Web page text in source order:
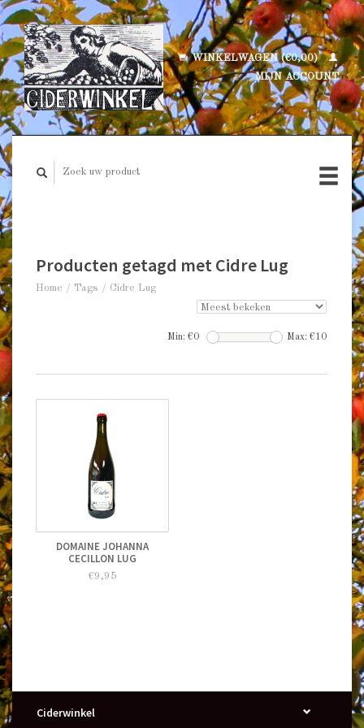
WINKELWAGEN (€0,00)
MIJN ACCOUNT
Producten getagd met Cidre Lug
Home / Tags / Cidre Lug
Min: €0 Max: €10
DOMAINE JOHANNA
CECILLON LUG
€9,95
Ciderwinkel